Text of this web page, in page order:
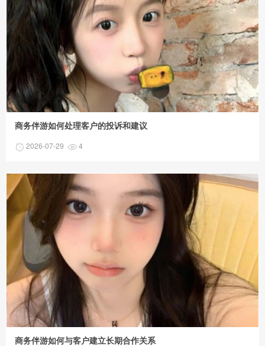
商务伴游如何处理客户的投诉和建议
2026-07-29 4
商务伴游如何与客户建立长期合作关系